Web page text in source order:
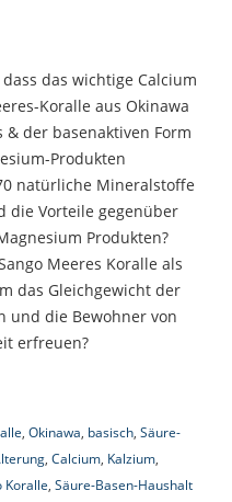
das wichtige Calcium
Koralle aus Okinawa
der basenaktiven Form
Produkten
natürliche Mineralstoffe
die Vorteile gegenüber
Produkten?
Meeres Koralle als
das Gleichgewicht der
und die Bewohner von
erfreuen?
, Okinawa, basisch, Säure-
, Calcium, Kalzium,
Koralle, Säure-Basen-Haushalt